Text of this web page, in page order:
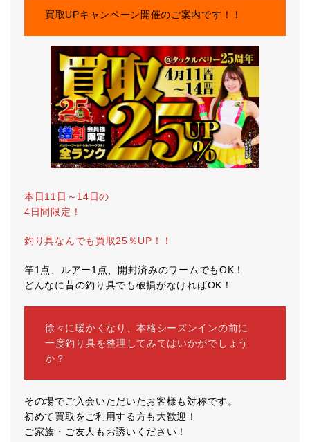
買取UPキャンペーン開催のご案内です！！
本日11日～14日の
4日間限定！
釣り具なんでも買取25％UP！！
竿1点、ルアー1点、開封済みのワームでもOK！
どんなに昔の釣り具でも破損がなければOK！
徐々に暖かくなり、本格シーズンインの前に
一度釣り具を整理してみてはいかがでしょう
か？
その場でご入会いただいたお客様も対称です。
初めて買取をご利用する方も大歓迎！
ご家族・ご友人もお誘いください！